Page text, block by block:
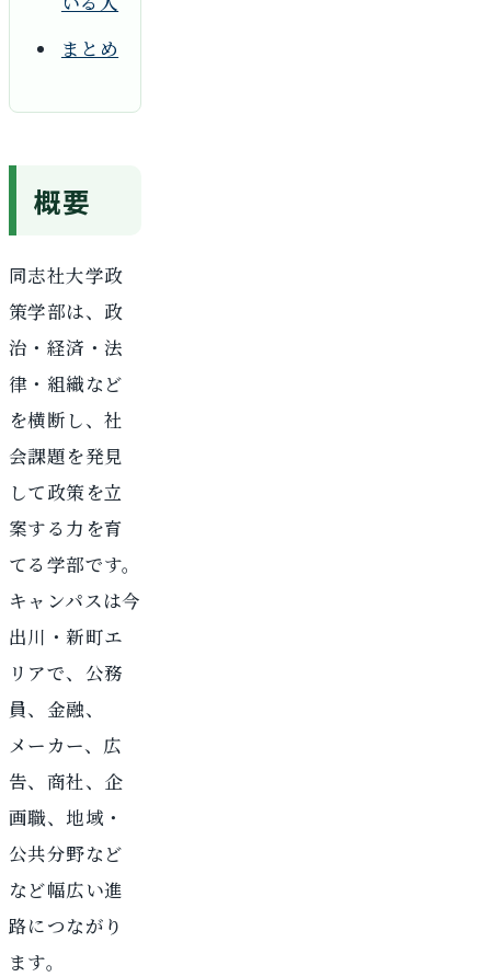
まとめ
概要
同志社大学政
策学部は、政
治・経済・法
律・組織など
を横断し、社
会課題を発見
して政策を立
案する力を育
てる学部です。
キャンパスは今
出川・新町エ
リアで、公務
員、金融、
メーカー、広
告、商社、企
画職、地域・
公共分野など
など幅広い進
路につながり
ます。